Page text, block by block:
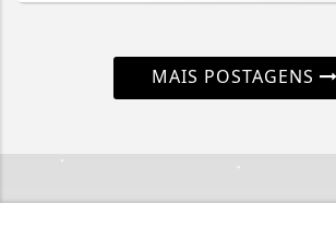
MAIS POSTAGENS